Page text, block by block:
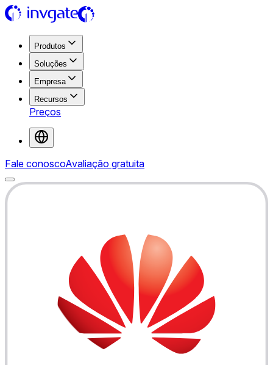
Produtos
Soluções
Empresa
Recursos
Preços
Fale conoscoAvaliação gratuita